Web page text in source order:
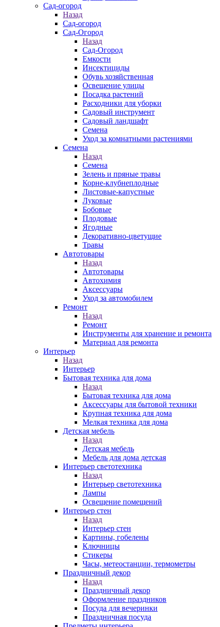
Сад-огород
Назад
Сад-огород
Сад-Огород
Назад
Сад-Огород
Емкости
Инсектициды
Обувь хозяйственная
Освещение улицы
Посадка растений
Расходники для уборки
Садовый инструмент
Садовый ландшафт
Семена
Уход за комнатными растениями
Семена
Назад
Семена
Зелень и пряные травы
Корне-клубнеплодные
Листовые-капустные
Луковые
Бобовые
Плодовые
Ягодные
Декоративно-цветущие
Травы
Автотовары
Назад
Автотовары
Автохимия
Аксессуары
Уход за автомобилем
Ремонт
Назад
Ремонт
Инструменты для хранение и ремонта
Материал для ремонта
Интерьер
Назад
Интерьер
Бытовая техника для дома
Назад
Бытовая техника для дома
Аксессуары для бытовой техники
Крупная техника для дома
Мелкая техника для дома
Детская мебель
Назад
Детская мебель
Мебель для дома детская
Интерьер светотехника
Назад
Интерьер светотехника
Лампы
Освещение помещений
Интерьер стен
Назад
Интерьер стен
Картины, гобелены
Ключницы
Стикеры
Часы, метеостанции, термометры
Праздничный декор
Назад
Праздничный декор
Оформление праздников
Посуда для вечеринки
Праздничная посуда